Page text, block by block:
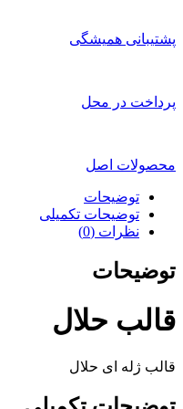
پشتیبانی همیشگی
پرداخت در محل
محصولات اصل
توضیحات
توضیحات تکمیلی
نظرات (0)
توضیحات
قالب حلال
قالب ژله ای حلال